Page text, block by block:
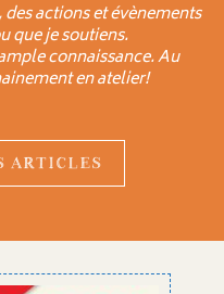
actions et évènements
que je soutiens.
connaissance. Au
en atelier!
ARTICLES